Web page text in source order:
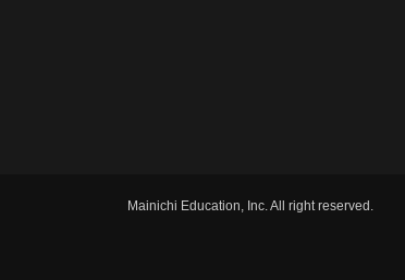
Mainichi Education, Inc. All right reserved.